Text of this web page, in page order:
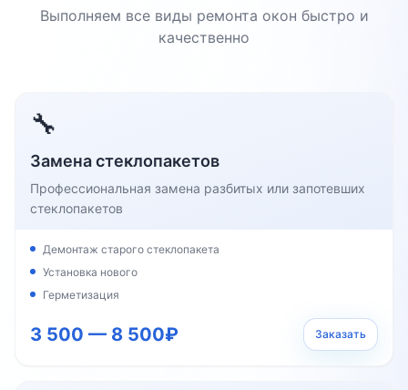
Выполняем все виды ремонта окон быстро и
качественно
🔧
Замена стеклопакетов
Профессиональная замена разбитых или запотевших
стеклопакетов
Демонтаж старого стеклопакета
Установка нового
Герметизация
3 500 — 8 500₽ Заказать